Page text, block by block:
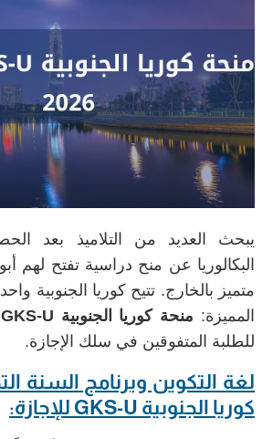
يبحث العديد من التلاميذ بعد
البكالوريا عن منح دراسية تفتح لهم
متميز بالخارج. تتيح كوريا الجنوبية
المميزة: منحة كوريا الجنوبية GKS-U للإجازة
للطلبة المتفوقين في سلك الإجازة.
لغة التكوين وبرنامج السنة
كوريا الجنوبية GKS-U للإجازة: